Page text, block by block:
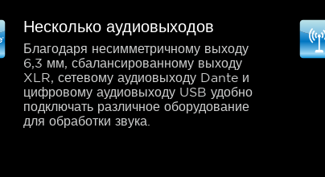
Несколько аудиовыходов
Благодаря несимметричному выходу
6,3 мм, сбалансированному выходу
XLR, сетевому аудиовыходу Dante и
цифровому аудиовыходу USB удобно
подключать различное оборудование
для обработки звука.